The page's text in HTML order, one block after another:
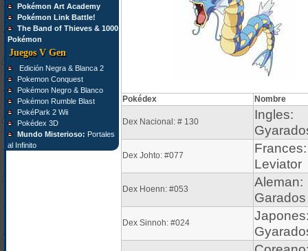
Pokémon Art Academy
Pokémon Link Battle!
The Band of Thieves & 1000
Pokémon
Juegos V Gen
Edición Negra & Blanca 2
Pokemon Conquest
Pokémon Negro & Blanco
Pokémon Rumble Blast
PokéPark 2 Wii
Pokédex 3D
Mundo Misterioso: Portales
al Infinito
Pokédex Nombre
Dex Nacional: # 130
Ingles:
Dex Johto: #077
Frances:
Leviator
Dex Hoenn: #053
Aleman:
Garados
Dex Sinnoh: #024